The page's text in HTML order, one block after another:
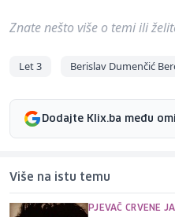
Znate nešto više o temi ili
Let 3 Berislav Dumenčić
Dodajte Klix.ba među
Više na istu temu
PJEVAČ CRVENE